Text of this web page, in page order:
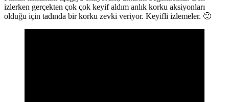
izlerken gerçekten çok çok keyif aldım anlık korku aksiyonları
olduğu için tadında bir korku zevki veriyor. Keyifli izlemeler. 🙂